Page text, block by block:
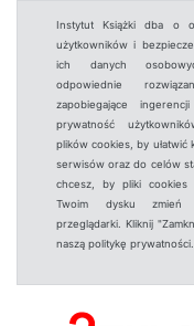
Instytut Książki dba o
użytkowników i
ich danych
odpowiednie
zapobiegające
prywatność
plików cookies, by ułatwić
serwisów oraz do celów
chcesz, by pliki cookies
Twoim dysku zmień
przeglądarki. Kliknij
naszą politykę prywatności.